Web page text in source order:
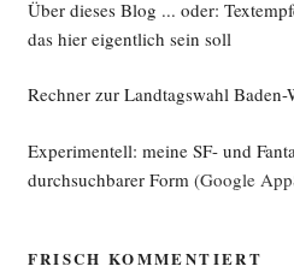
Über dieses Blog ... oder:
das hier eigentlich sein soll
Rechner zur Landtagswahl Baden-
Experimentell: meine SF- und
durchsuchbarer Form (Google
FRISCH KOMMENTIERT